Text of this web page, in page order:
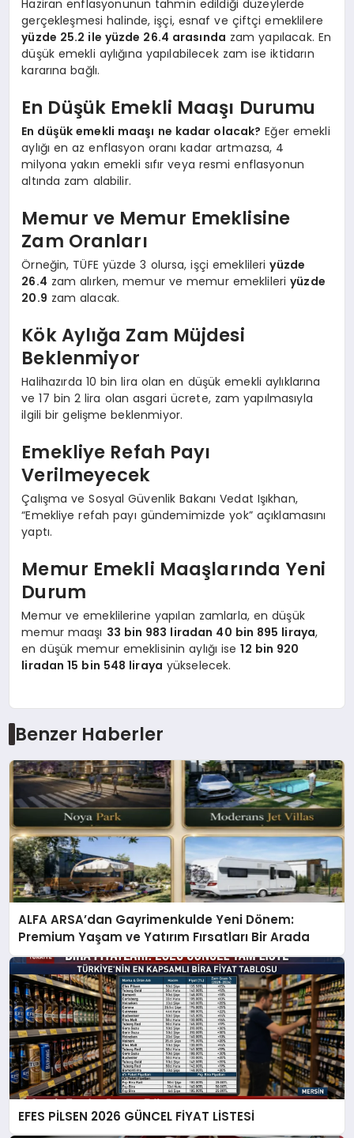
Haziran enflasyonunun tahmin edildiği düzeylerde
gerçekleşmesi halinde, işçi, esnaf ve çiftçi emeklilere
yüzde 25.2 ile yüzde 26.4 arasında zam yapılacak. En
düşük emekli aylığına yapılabilecek zam ise iktidarın
kararına bağlı.
En Düşük Emekli Maaşı Durumu
En düşük emekli maaşı ne kadar olacak? Eğer emekli
aylığı en az enflasyon oranı kadar artmazsa, 4
milyona yakın emekli sıfır veya resmi enflasyonun
altında zam alabilir.
Memur ve Memur Emeklisine
Zam Oranları
Örneğin, TÜFE yüzde 3 olursa, işçi emeklileriyüzde
26.4 zam alırken, memur ve memur emeklileriyüzde
20.9 zam alacak.
Kök Aylığa Zam Müjdesi
Beklenmiyor
Halihazırda 10 bin lira olan en düşük emekli aylıklarına
ve 17 bin 2 lira olan asgari ücrete, zam yapılmasıyla
ilgili bir gelişme beklenmiyor.
Emekliye Refah Payı
Verilmeyecek
Çalışma ve Sosyal Güvenlik Bakanı Vedat Işıkhan,
“Emekliye refah payı gündemimizde yok” açıklamasını
yaptı.
Memur Emekli Maaşlarında Yeni
Durum
Memur ve emeklilerine yapılan zamlarla, en düşük
memur maaşı 33 bin 983 liradan 40 bin 895 liraya,
en düşük memur emeklisinin aylığı ise12 bin 920
liradan 15 bin 548 liraya yükselecek.
Benzer Haberler
ALFA ARSA’dan Gayrimenkulde Yeni Dönem:
Premium Yaşam ve Yatırım Fırsatları Bir Arada
EFES PİLSEN 2026 GÜNCEL FİYAT LİSTESİ